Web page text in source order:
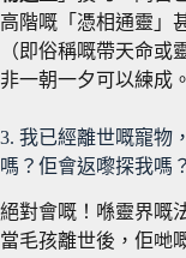
高階嘅「憑相通靈」
（即俗稱嘅帶天命
非一朝一夕可以練成。
3. 我已經離世嘅寵物
嗎？佢會返嚟探我嗎？
絕對會嘅！喺靈界嘅
當毛孩離世後，佢哋